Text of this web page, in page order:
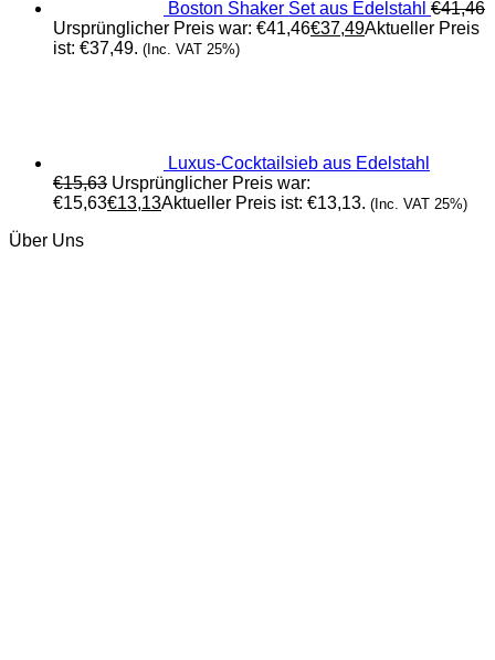
Boston Shaker Set aus Edelstahl €41,46
Ursprünglicher Preis war: €41,46€37,49Aktueller Preis
ist: €37,49. (Inc. VAT 25%)
Luxus-Cocktailsieb aus Edelstahl
€15,63 Ursprünglicher Preis war:
€15,63€13,13Aktueller Preis ist: €13,13. (Inc. VAT 25%)
Über Uns